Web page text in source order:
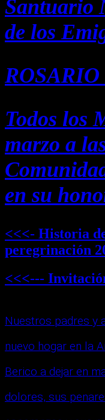
Santuario
de los
Todos los
marzo a
en su
<<<- Historia
peregrinación
<<<---
Nuestros padres y
nuevo hogar en la
Berico a dejar en
dolores, sus